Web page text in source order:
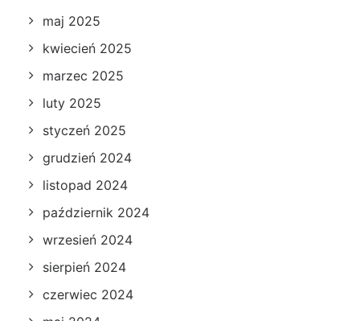
maj 2025
kwiecień 2025
marzec 2025
luty 2025
styczeń 2025
grudzień 2024
listopad 2024
październik 2024
wrzesień 2024
sierpień 2024
czerwiec 2024